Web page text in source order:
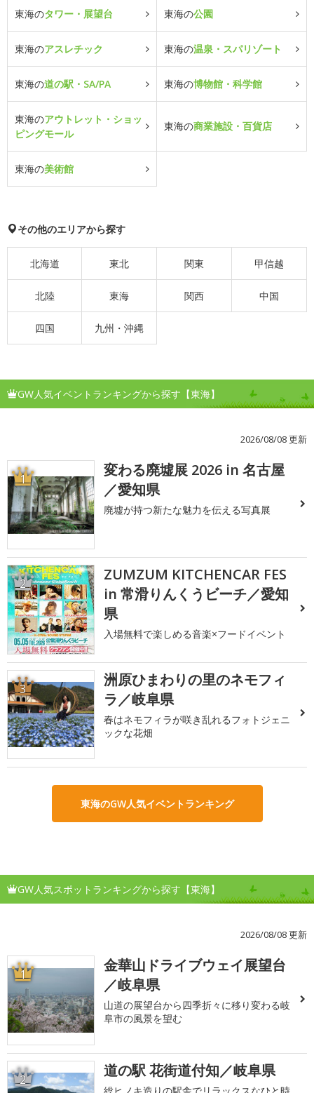
東海のタワー・展望台 東海の公園
東海のアスレチック 東海の温泉・スパリゾート
東海の道の駅・SA/PA 東海の博物館・科学館
東海のアウトレット・ショッ
ピングモール
東海の商業施設・百貨店
東海の美術館
その他のエリアから探す
北海道 東北 関東 甲信越
北陸 東海 関西 中国
四国 九州・沖縄
GW人気イベントランキングから探す【東海】
2026/08/08 更新
1
変わる廃墟展 2026 in 名古屋
／愛知県
廃墟が持つ新たな魅力を伝える写真展
2
ZUMZUM KITCHENCAR FES
in 常滑りんくうビーチ／愛知
県
入場無料で楽しめる音楽×フードイベント
3
洲原ひまわりの里のネモフィ
ラ／岐阜県
春はネモフィラが咲き乱れるフォトジェニ
ックな花畑
東海のGW人気イベントランキング
GW人気スポットランキングから探す【東海】
2026/08/08 更新
1
金華山ドライブウェイ展望台
／岐阜県
山道の展望台から四季折々に移り変わる岐
阜市の風景を望む
2 道の駅 花街道付知／岐阜県
総ヒノキ造りの駅舎でリラックスなひと時